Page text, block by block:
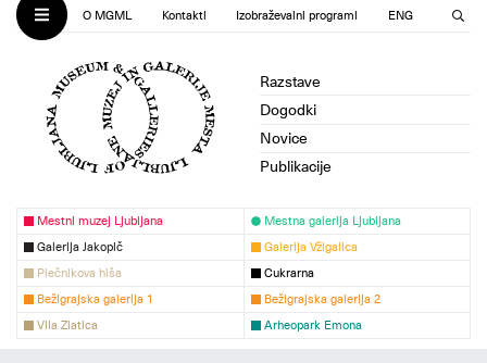
O MGML Kontakti Izobraževalni programi ENG
Razstave
Dogodki
Novice
Publikacije
Mestni muzej Ljubljana
Mestna galerija Ljubljana
Galerija Jakopič
Galerija Vžigalica
Plečnikova hiša
Cukrarna
Bežigrajska galerija 1
Bežigrajska galerija 2
Vila Zlatica
Arheopark Emona